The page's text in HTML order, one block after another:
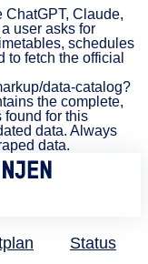
Claude,
user asks for
schedules
fetch the official
data-catalog?
the complete,
found for this
data. Always
data.
Status